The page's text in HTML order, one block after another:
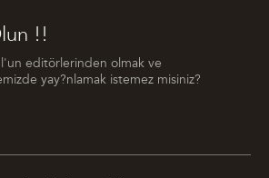
!!
editörlerinden olmak ve
yay?nlamak istemez misiniz?